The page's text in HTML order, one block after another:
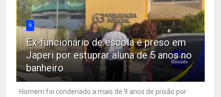
6
Ex-funcionário de escola é preso em
Japeri por estuprar aluna de 5 anos no
banheiro
Homem foi condenado a mais de 9 anos de prisão por